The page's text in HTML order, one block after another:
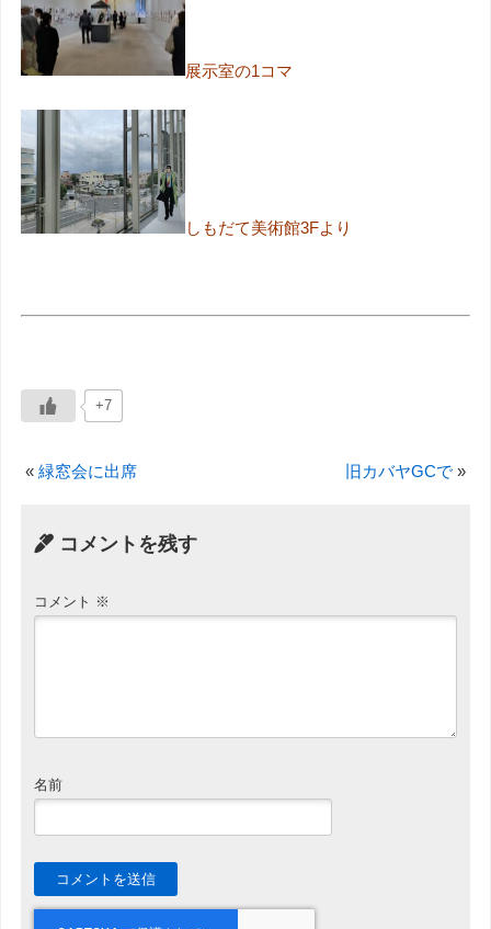
展示室の1コマ
しもだて美術館3Fより
+7
« 緑窓会に出席 旧カバヤGCで »
コメントを残す
コメント ※
名前